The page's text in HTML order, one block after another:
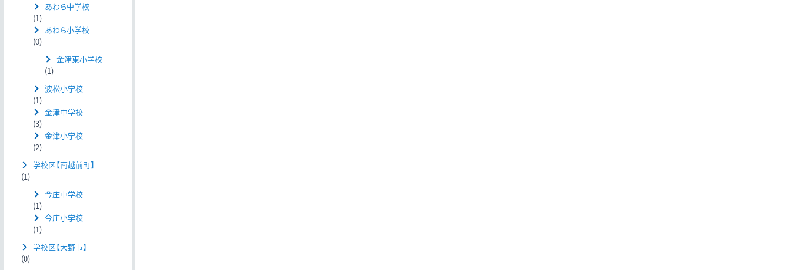
あわら中学校
(1)
あわら小学校
(0)
金津東小学校
(1)
波松小学校
(1)
金津中学校
(3)
金津小学校
(2)
学校区【南越前町】
(1)
今庄中学校
(1)
今庄小学校
(1)
学校区【大野市】
(0)